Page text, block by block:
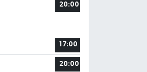
20:00
17:00
20:00